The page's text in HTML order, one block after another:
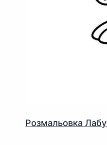
Розмальовка